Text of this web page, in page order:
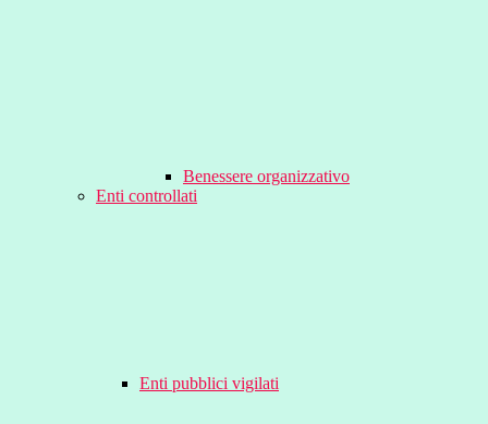
Benessere organizzativo
Enti controllati
Enti pubblici vigilati